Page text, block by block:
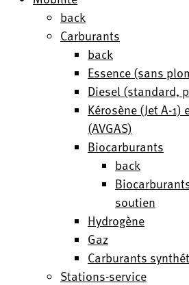
back
Carburants
back
Essence (sans
Diesel (standard,
Kérosène (Jet A-
(AVGAS)
Biocarburants
back
soutien
Hydrogène
Gaz
Carburants
Stations-service